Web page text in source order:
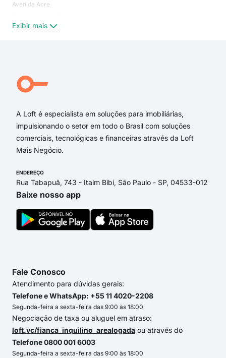
Avenida Acre
Rua Coronel Manoel Henrique Sá Filho
Avenida Alagoas
Rua Cônego Luiz Gonzaga de Oliveira
Exibir mais
A Loft é especialista em soluções para imobiliárias,
impulsionando o setor em todo o Brasil com soluções
comerciais, tecnológicas e financeiras através da Loft
Mais Negócio.
ENDEREÇO
Rua Tabapuã, 743 - Itaim Bibi, São Paulo - SP, 04533-012
Baixe nosso app
Fale Conosco
Atendimento para dúvidas gerais:
Telefone e WhatsApp: +55 11 4020-2208
Segunda-feira a sexta-feira das 9:00 às 18:00
Negociação de taxa ou aluguel em atraso:
loft.vc/fianca_inquilino_arealogada ou através do
Telefone 0800 001 6003
Segunda-feira a sexta-feira das 9:00 às 18:00